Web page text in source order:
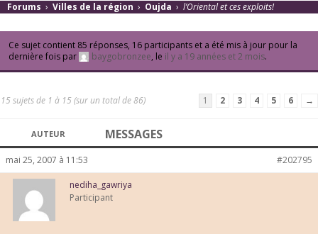
Forums › Villes de la région › Oujda › l’Oriental et ces exploits!
Ce sujet contient 85 réponses, 16 participants et a été mis à jour pour la
dernière fois par
baygobronzee, le il y a 19 années et 2 mois.
15 sujets de 1 à 15 (sur un total de 86) 1 2 3 4 5 6 →
AUTEUR MESSAGES
mai 25, 2007 à 11:53 #202795
nediha_gawriya
Participant